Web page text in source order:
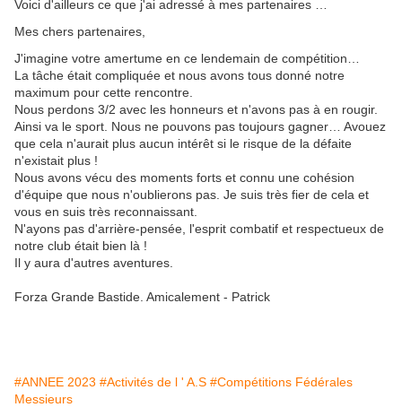
Voici d'ailleurs ce que j'ai adressé à mes partenaires …
Mes chers partenaires,
J'imagine votre amertume en ce lendemain de compétition…
La tâche était compliquée et nous avons tous donné notre
maximum pour cette rencontre.
Nous perdons 3/2 avec les honneurs et n'avons pas à en rougir.
Ainsi va le sport. Nous ne pouvons pas toujours gagner… Avouez
que cela n'aurait plus aucun intérêt si le risque de la défaite
n'existait plus !
Nous avons vécu des moments forts et connu une cohésion
d'équipe que nous n'oublierons pas. Je suis très fier de cela et
vous en suis très reconnaissant.
N'ayons pas d'arrière-pensée, l'esprit combatif et respectueux de
notre club était bien là !
Il y aura d'autres aventures.
Forza Grande Bastide. Amicalement - Patrick
#ANNEE 2023 #Activités de l ' A.S #Compétitions Fédérales
Messieurs